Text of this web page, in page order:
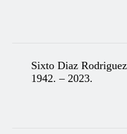
Sixto Diaz Rodriguez
1942. – 2023.